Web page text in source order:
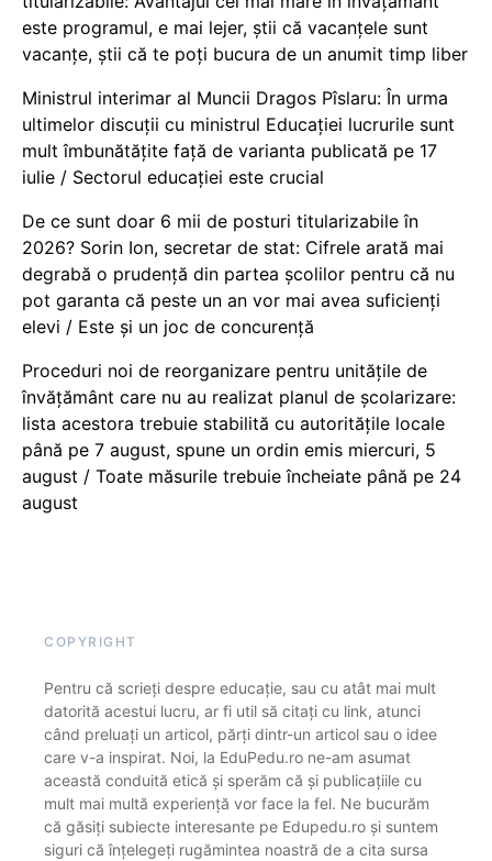
este programul, e mai lejer, știi că vacanțele sunt
vacanţe, știi că te poți bucura de un anumit timp liber
Ministrul interimar al Muncii Dragos Pîslaru: În urma
ultimelor discuții cu ministrul Educației lucrurile sunt
mult îmbunătățite față de varianta publicată pe 17
iulie / Sectorul educației este crucial
De ce sunt doar 6 mii de posturi titularizabile în
2026? Sorin Ion, secretar de stat: Cifrele arată mai
degrabă o prudență din partea școlilor pentru că nu
pot garanta că peste un an vor mai avea suficienți
elevi / Este și un joc de concurență
Proceduri noi de reorganizare pentru unitățile de
învățământ care nu au realizat planul de școlarizare:
lista acestora trebuie stabilită cu autoritățile locale
până pe 7 august, spune un ordin emis miercuri, 5
august / Toate măsurile trebuie încheiate până pe 24
august
COPYRIGHT
Pentru că scrieți despre educație, sau cu atât mai mult
datorită acestui lucru, ar fi util să citați cu link, atunci
când preluați un articol, părți dintr-un articol sau o idee
care v-a inspirat. Noi, la EduPedu.ro ne-am asumat
această conduită etică și sperăm că și publicațiile cu
mult mai multă experiență vor face la fel. Ne bucurăm
că găsiți subiecte interesante pe Edupedu.ro și suntem
siguri că înțelegeți rugămintea noastră de a cita sursa